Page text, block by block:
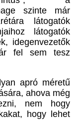
szinte már
látogatók
látogatók
idegenvezetők
fel sem tesz
apró méretű
ahova még
nem hogy
hogy lehet